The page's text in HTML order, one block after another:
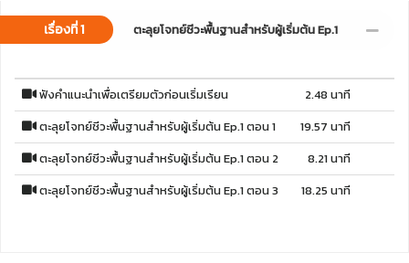
เรื่องที่ 1 ตะลุยโจทย์ชีวะพื้นฐานสำหรับผู้เริ่มต้น Ep.1
ฟังคำแนะนำเพื่อเตรียมตัวก่อนเริ่มเรียน
2.48 นาที
ตะลุยโจทย์ชีวะพื้นฐานสำหรับผู้เริ่มต้น Ep.1 ตอน 1
19.57 นาที
ตะลุยโจทย์ชีวะพื้นฐานสำหรับผู้เริ่มต้น Ep.1 ตอน 2
8.21 นาที
ตะลุยโจทย์ชีวะพื้นฐานสำหรับผู้เริ่มต้น Ep.1 ตอน 3
18.25 นาที